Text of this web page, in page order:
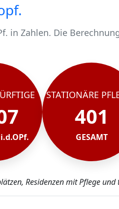
in Zahlen. Die
gepflegt*.
2106 werden häuslich
STATIONÄRE
401
GESAMT
Residenzen mit Pflege